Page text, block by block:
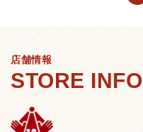
店舗情報